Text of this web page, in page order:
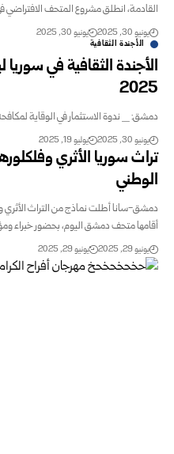
القادمة، انطلق مشروع المتحف الافتراضي
يونيو 30, 2025 يونيو 30, 2025
الأجندة الثقافية
2025
دمشق: _ ندوة الاستثمار في الوقاية لمكافحة
يونيو 30, 2025 يوليو 19, 2025
تراث سوريا الأثري
الوطني
دمشق-سانا أطلت نماذج من التراث الأثري
أقامها متحف دمشق اليوم، بحضور خبراء
يونيو 29, 2025 يونيو 29, 2025